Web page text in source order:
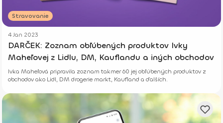
Stravovanie
4 Jan 2023
DARČEK: Zoznam obľúbených produktov Ivky
Maheľovej z Lidlu, DM, Kauflandu a iných obchodov
Ivka Maheľová pripravila zoznam takmer 60 jej obľúbených produktov z
obchodov ako Lidl, DM drogerie markt, Kaufland a ďalších.